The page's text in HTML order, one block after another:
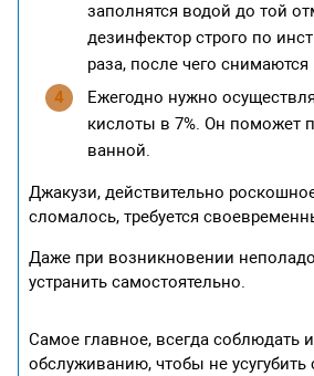
заполнятся водой до той
дезинфектор строго по
раза, после чего снимаются
Ежегодно нужно
кислоты в 7%. Он поможет
ванной.
Джакузи, действительно
сломалось, требуется
Даже при возникновении
устранить самостоятельно.
Самое главное, всегда соблюдать
обслуживанию, чтобы не усугубить